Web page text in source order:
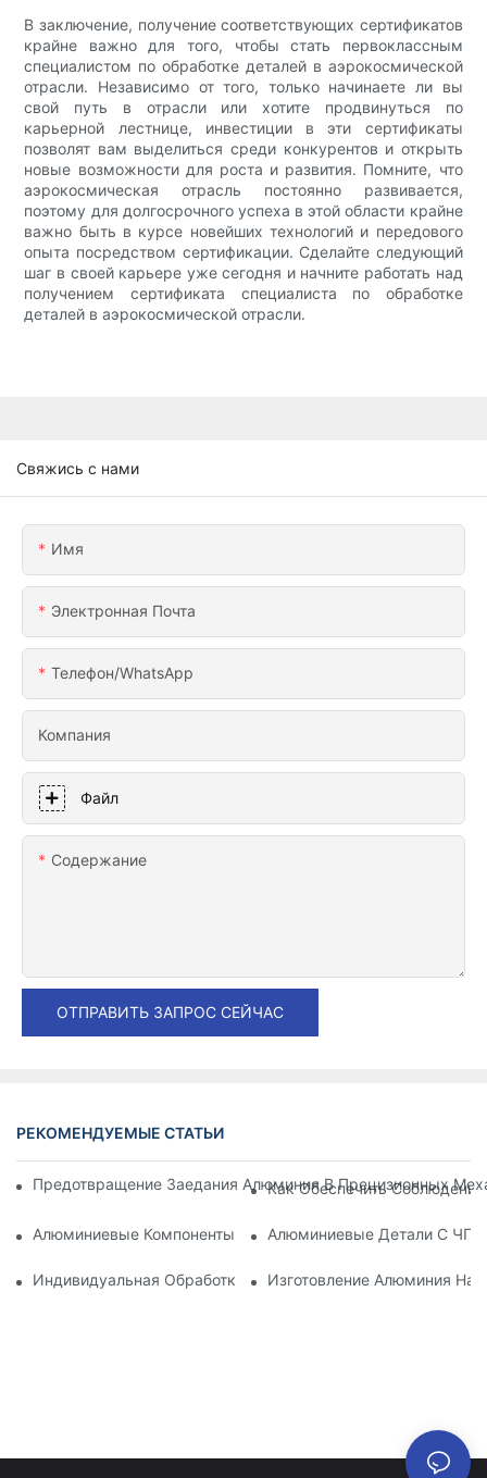
В заключение, получение соответствующих сертификатов
крайне важно для того, чтобы стать первоклассным
специалистом по обработке деталей в аэрокосмической
отрасли. Независимо от того, только начинаете ли вы
свой путь в отрасли или хотите продвинуться по
карьерной лестнице, инвестиции в эти сертификаты
позволят вам выделиться среди конкурентов и открыть
новые возможности для роста и развития. Помните, что
аэрокосмическая отрасль постоянно развивается,
поэтому для долгосрочного успеха в этой области крайне
важно быть в курсе новейших технологий и передового
опыта посредством сертификации. Сделайте следующий
шаг в своей карьере уже сегодня и начните работать над
получением сертификата специалиста по обработке
деталей в аэрокосмической отрасли.
Свяжись с нами
Имя
Электронная Почта
Телефон/WhatsApp
Компания
Файл
Содержание
ОТПРАВИТЬ ЗАПРОС СЕЙЧАС
РЕКОМЕНДУЕМЫЕ СТАТЬИ
Предотвращение Заедания Алюминия В Прецизионных
Как Обеспечить
Алюминиевые Компоненты, Обработанные Методом
Алюминиевые Детали С
Индивидуальная Обработка Алюминия: Изучение
Изготовление Алюминия